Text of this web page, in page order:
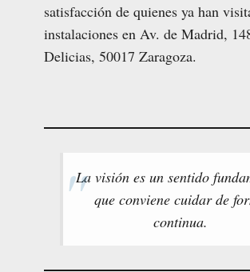
satisfacción de quienes ya han
instalaciones en Av. de Madrid,
Delicias, 50017 Zaragoza.
La visión es un sentido
que conviene cuidar de
continua.